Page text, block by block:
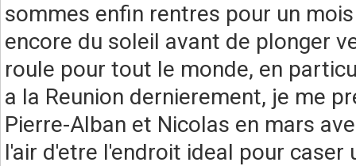
sommes enfin rentres pour un
encore du soleil avant de plonger
roule pour tout le monde, en
a la Reunion dernierement, je me
Pierre-Alban et Nicolas en mars
l'air d'etre l'endroit ideal pour caser